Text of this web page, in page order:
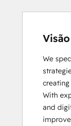
We
With
and